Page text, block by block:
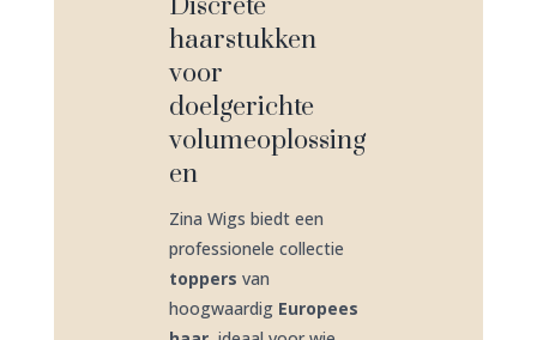
haarstukken
voor
doelgerichte
volumeoplossing
en
Zina Wigs biedt een
professionele collectie
toppers van
hoogwaardig Europees